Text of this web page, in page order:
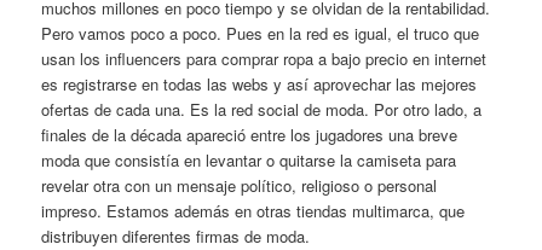
muchos millones en poco tiempo y se olvidan de la rentabilidad.
Pero vamos poco a poco. Pues en la red es igual, el truco que
usan los influencers para comprar ropa a bajo precio en internet
es registrarse en todas las webs y así aprovechar las mejores
ofertas de cada una. Es la red social de moda. Por otro lado, a
finales de la década apareció entre los jugadores una breve
moda que consistía en levantar o quitarse la camiseta para
revelar otra con un mensaje político, religioso o personal
impreso. Estamos además en otras tiendas multimarca, que
distribuyen diferentes firmas de moda.